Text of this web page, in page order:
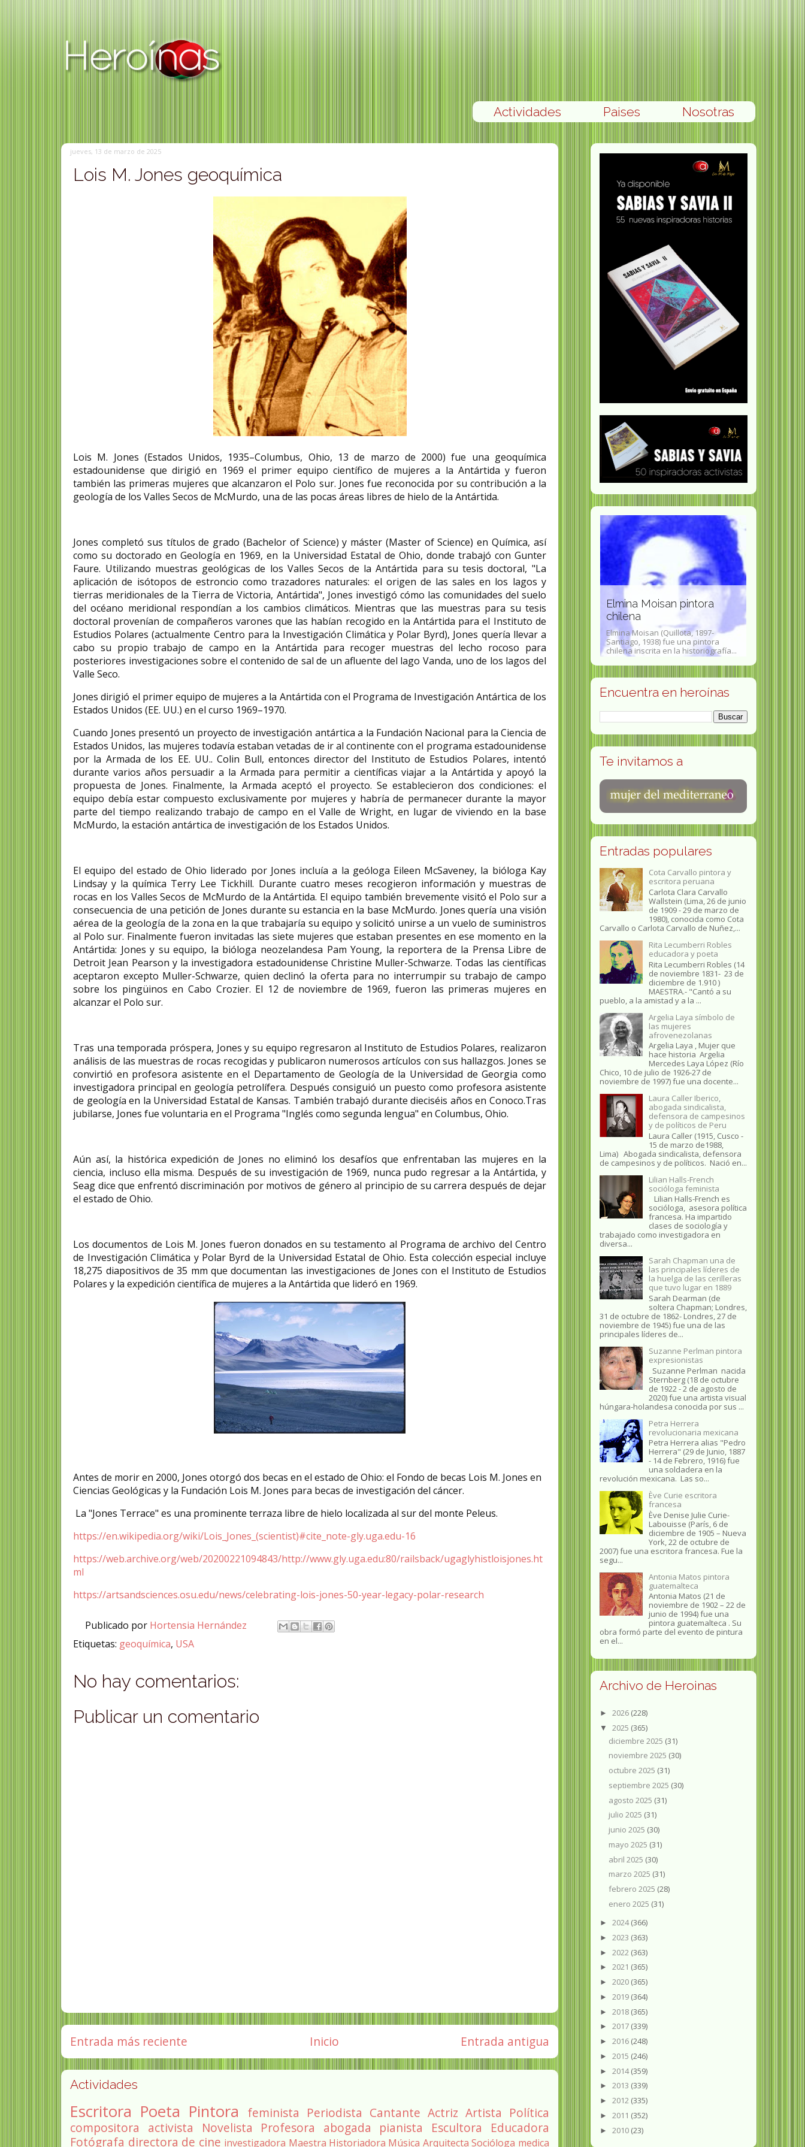
Nosotras
Paises
Actividades
jueves, 13 de marzo de 2025
Lois M. Jones geoquímica
Lois M. Jones (Estados Unidos, 1935–Columbus, Ohio, 13 de marzo de 2000) fue una geoquímica
estadounidense que dirigió en 1969 el primer equipo científico de mujeres a la Antártida y fueron
también las primeras mujeres que alcanzaron el Polo sur. Jones fue reconocida por su contribución a la
geología de los Valles Secos de McMurdo, una de las pocas áreas libres de hielo de la Antártida.
Jones completó sus títulos de grado (Bachelor of Science) y máster (Master of Science) en Química, así
como su doctorado en Geología en 1969, en la Universidad Estatal de Ohio, donde trabajó con Gunter
Faure. Utilizando muestras geológicas de los Valles Secos de la Antártida para su tesis doctoral, "La
aplicación de isótopos de estroncio como trazadores naturales: el origen de las sales en los lagos y
tierras meridionales de la Tierra de Victoria, Antártida", Jones investigó cómo las comunidades del suelo
del océano meridional respondían a los cambios climáticos. Mientras que las muestras para su tesis
doctoral provenían de compañeros varones que las habían recogido en la Antártida para el Instituto de
Estudios Polares (actualmente Centro para la Investigación Climática y Polar Byrd), Jones quería llevar a
cabo su propio trabajo de campo en la Antártida para recoger muestras del lecho rocoso para
posteriores investigaciones sobre el contenido de sal de un afluente del lago Vanda, uno de los lagos del
Valle Seco.
Jones dirigió el primer equipo de mujeres a la Antártida con el Programa de Investigación Antártica de los
Estados Unidos (EE. UU.) en el curso 1969–1970.​
Cuando Jones presentó un proyecto de investigación antártica a la Fundación Nacional para la Ciencia de
Estados Unidos, las mujeres todavía estaban vetadas de ir al continente con el programa estadounidense
por la Armada de los EE. UU..​ Colin Bull, entonces director del Instituto de Estudios Polares, intentó
durante varios años persuadir a la Armada para permitir a científicas viajar a la Antártida y apoyó la
propuesta de Jones.​ Finalmente, la Armada aceptó el proyecto. Se establecieron dos condiciones: el
equipo debía estar compuesto exclusivamente por mujeres y habría de permanecer durante la mayor
parte del tiempo realizando trabajo de campo en el Valle de Wright, en lugar de viviendo en la base
McMurdo, la estación antártica de investigación de los Estados Unidos.
El equipo del estado de Ohio liderado por Jones incluía a la geóloga Eileen McSaveney, la bióloga Kay
Lindsay y la química Terry Lee Tickhill. Durante cuatro meses recogieron información y muestras de
rocas en los Valles Secos de McMurdo de la Antártida. El equipo también brevemente visitó el Polo sur​ a
consecuencia de una petición de Jones durante su estancia en la base McMurdo. Jones quería una visión
aérea de la geología de la zona en la que trabajaría su equipo y solicitó unirse a un vuelo de suministros
al Polo sur. Finalmente fueron invitadas las siete mujeres que estaban presentes en ese momento en la
Antártida: Jones y su equipo, la bióloga neozelandesa Pam Young, la reportera de la Prensa Libre de
Detroit Jean Pearson y la investigadora estadounidense Christine Muller-Schwarze. Todas las científicas
aceptaron excepto Muller-Schwarze, quien declinó la oferta para no interrumpir su trabajo de campo
sobre los pingüinos en Cabo Crozier. El 12 de noviembre de 1969, fueron las primeras mujeres en
alcanzar el Polo sur.
Tras una temporada próspera, Jones y su equipo regresaron al Instituto de Estudios Polares, realizaron
análisis de las muestras de rocas recogidas y publicaron numerosos artículos con sus hallazgos. Jones se
convirtió en profesora asistente en el Departamento de Geología de la Universidad de Georgia como
investigadora principal en geología petrolífera. Después consiguió un puesto como profesora asistente
de geología en la Universidad Estatal de Kansas. También trabajó durante dieciséis años en Conoco.Tras
jubilarse, Jones fue voluntaria en el Programa "Inglés como segunda lengua" en Columbus, Ohio.
Aún así, la histórica expedición de Jones no eliminó los desafíos que enfrentaban las mujeres en la
ciencia, incluso ella misma. Después de su investigación de 1969, nunca pudo regresar a la Antártida, y
Seag dice que enfrentó discriminación por motivos de género al principio de su carrera después de dejar
el estado de Ohio.
Los documentos de Lois M. Jones fueron donados en su testamento al Programa de archivo del Centro
de Investigación Climática y Polar Byrd de la Universidad Estatal de Ohio. Esta colección especial incluye
18,275 diapositivos de 35 mm que documentan las investigaciones de Jones con el Instituto de Estudios
Polares y la expedición científica de mujeres a la Antártida que lideró en 1969.​
Antes de morir en 2000, Jones otorgó dos becas en el estado de Ohio: el Fondo de becas Lois M. Jones en
Ciencias Geológicas y la Fundación Lois M. Jones para becas de investigación del cáncer.
​ La "Jones Terrace" es una prominente terraza libre de hielo localizada al sur del monte Peleus.
https://en.wikipedia.org/wiki/Lois_Jones_(scientist)#cite_note-gly.uga.edu-16
https://web.archive.org/web/20200221094843/http://www.gly.uga.edu:80/railsback/ugaglyhistloisjones.ht
ml
https://artsandsciences.osu.edu/news/celebrating-lois-jones-50-year-legacy-polar-research
Publicado por Hortensia Hernández
Etiquetas: geoquímica, USA
No hay comentarios:
Publicar un comentario
Entrada más reciente Entrada antigua
Inicio
Actividades
Escritora Poeta Pintora feminista Periodista Cantante Actriz Artista Política
compositora
activista Novelista Profesora abogada pianista Escultora
Educadora
Fotógrafa directora de cine investigadora Maestra Historiadora Música Arquitecta Socióloga medica
Rosetta Tharpe , "La
Madre de Rock & Roll" y la
mejor guitarrista femenina
de todos los tiempos
Rosetta Tharpe, también conocida
como Sister Rosetta Tharpe (Cotton
Plant, Arkansas, 20 de marzo de...
Mercedes Chamorro
poeta
Mercedes Chamorro (Toledo, 19 de
octubre de 1925- ?) es una poeta de
quien se conoce su obra...
Elmina Moisan pintora
chilena
Elmina Moisan (Quillota, 1897-
Santiago, 1938) fue una pintora
chilena inscrita en la historiografía...
Encuentra en heroínas
Te invitamos a
Entradas populares
Cota Carvallo pintora y
escritora peruana
Carlota Clara Carvallo
Wallstein (Lima, 26 de junio
de 1909 - 29 de marzo de
1980), conocida como Cota
Carvallo o Carlota Carvallo de Nuñez,...
Rita Lecumberri Robles
educadora y poeta
Rita Lecumberri Robles (14
de noviembre 1831- 23 de
diciembre de 1.910 )
MAESTRA.- "Cantó a su
pueblo, a la amistad y a la ...
Argelia Laya símbolo de
las mujeres
afrovenezolanas
Argelia Laya , Mujer que
hace historia Argelia
Mercedes Laya López (Río
Chico, 10 de julio de 1926-27 de
noviembre de 1997) fue una docente...
Laura Caller Iberico,
abogada sindicalista,
defensora de campesinos
y de políticos de Peru
Laura Caller (1915, Cusco -
15 de marzo de1988,
Lima) Abogada sindicalista, defensora
de campesinos y de políticos. Nació en...
Lilian Halls-French
socióloga feminista
Lilian Halls-French es
socióloga, asesora política
francesa. Ha impartido
clases de sociología y
trabajado como investigadora en
diversa...
Sarah Chapman una de
las principales líderes de
la huelga de las cerilleras
que tuvo lugar en 1889
Sarah Dearman (de
soltera Chapman; Londres,
31 de octubre de 1862​- Londres, 27 de
noviembre de 1945)​ fue una de las
principales líderes de...
Suzanne Perlman pintora
expresionistas
Suzanne Perlman nacida
Sternberg (18 de octubre
de 1922 - 2 de agosto de
2020) fue una artista visual
húngara-holandesa conocida por sus ...
Petra Herrera
revolucionaria mexicana
Petra Herrera alias "Pedro
Herrera" (29 de Junio, 1887
- 14 de Febrero, 1916) fue
una soldadera en la
revolución mexicana. Las so...
Ève Curie escritora
francesa
Ève Denise Julie Curie-
Labouisse (París, 6 de
diciembre de 1905 – Nueva
York, 22 de octubre de
2007) fue una escritora francesa. Fue la
segu...
Antonia Matos pintora
guatemalteca
Antonia Matos (21 de
noviembre de 1902 – 22 de
junio de 1994) fue una
pintora guatemalteca . Su
obra formó parte del evento de pintura
en el...
Archivo de Heroinas
► 2026 (228)
▼ 2025 (365)
diciembre 2025 (31)
noviembre 2025 (30)
octubre 2025 (31)
septiembre 2025 (30)
agosto 2025 (31)
julio 2025 (31)
junio 2025 (30)
mayo 2025 (31)
abril 2025 (30)
marzo 2025 (31)
febrero 2025 (28)
enero 2025 (31)
► 2024(366)
► 2023 (363)
► 2022 (363)
► 2021 (365)
► 2020 (365)
► 2019 (364)
► 2018 (365)
► 2017 (339)
► 2016 (248)
► 2015 (246)
► 2014(359)
► 2013 (339)
► 2012 (335)
► 2011 (352)
► 2010 (23)